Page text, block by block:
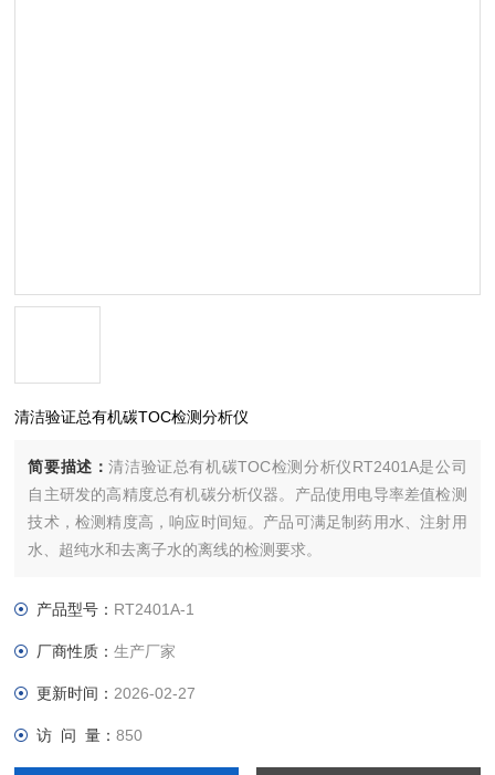
清洁验证总有机碳TOC检测分析仪
简要描述：清洁验证总有机碳TOC检测分析仪RT2401A是公司
自主研发的高精度总有机碳分析仪器。产品使用电导率差值检测
技术，检测精度高，响应时间短。产品可满足制药用水、注射用
水、超纯水和去离子水的离线的检测要求。
产品型号： RT2401A-1
厂商性质：生产厂家
更新时间： 2026-02-27
访 问 量：850